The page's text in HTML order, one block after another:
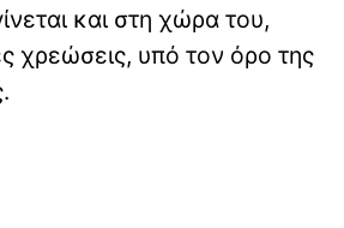
και στη χώρα του,
χρεώσεις, υπό τον όρο της